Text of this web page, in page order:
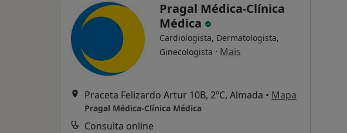
Pragal Médica-Clínica
Médica
Cardiologista, Dermatologista,
Ginecologista · Mais
Praceta Felizardo Artur 10B, 2ºC, Almada • Mapa
Pragal Médica-Clínica Médica
Consulta online